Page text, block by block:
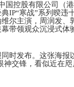
国控股有限公司（
典IP“寒战”系列 暌违
维尔主演，周润发
带领观众沉浸式体
时发布。这张海报
交锋，看似近在